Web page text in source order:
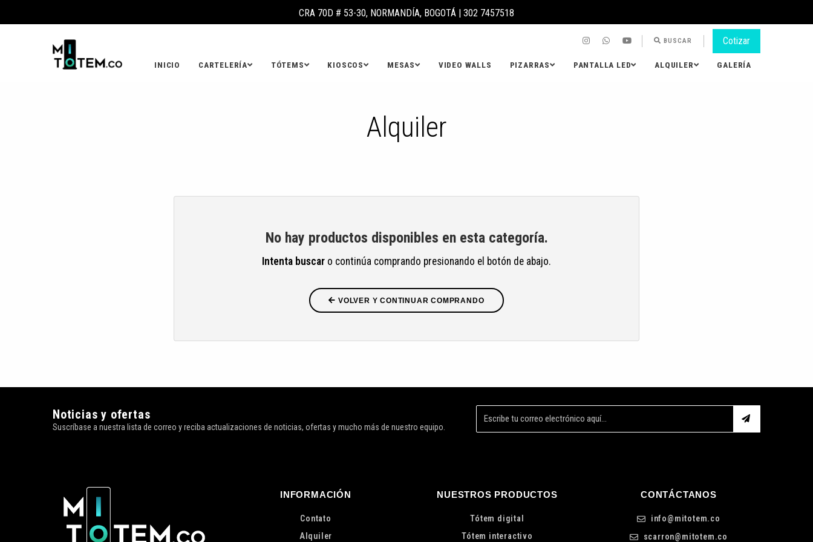
CRA 70D # 53-30, NORMANDÍA, BOGOTÁ | 302 7457518
BUSCAR Cotizar
INICIO CARTELERÍA TÓTEMS KIOSCOS MESAS VIDEO WALLS PIZARRAS PANTALLA LED ALQUILER GALERÍA
Alquiler
No hay productos disponibles en esta categoría.
Intenta buscar o continúa comprando presionando el botón de abajo.
VOLVER Y CONTINUAR COMPRANDO
Noticias y ofertas
Suscríbase a nuestra lista de correo y reciba actualizaciones de noticias, ofertas y mucho más de nuestro equipo.
INFORMACIÓN
Contato
Alquiler
NUESTROS PRODUCTOS
Tótem digital
Tótem interactivo
CONTÁCTANOS
info@mitotem.co
scarron@mitotem.co